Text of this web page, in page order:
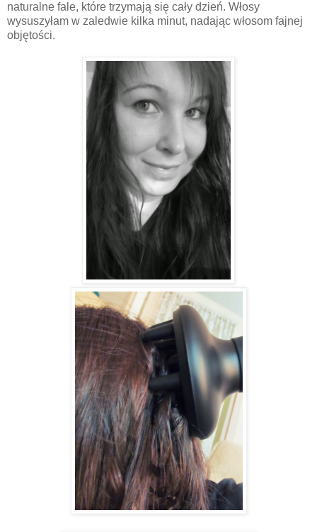
naturalne fale, które trzymają się cały dzień. Włosy
wysuszyłam w zaledwie kilka minut, nadając włosom fajnej
objętości.